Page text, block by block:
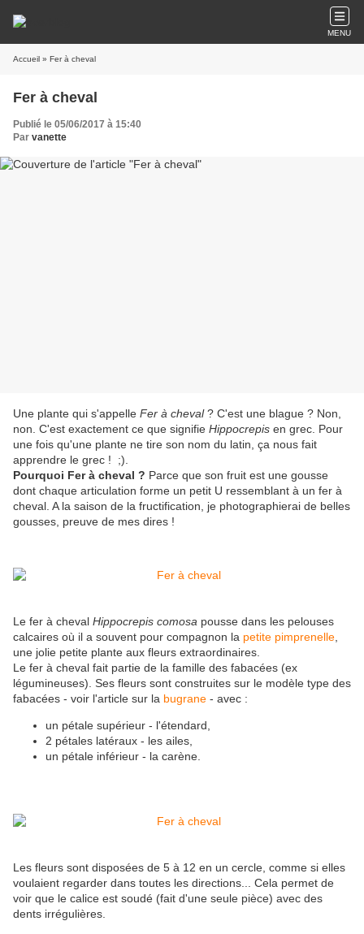
MENU
Accueil » Fer à cheval
Fer à cheval
Publié le 05/06/2017 à 15:40
Par vanette
Une plante qui s'appelle Fer à cheval? C'est une blague ? Non,
non. C'est exactement ce que signifie Hippocrepis en grec. Pour
une fois qu'une plante ne tire son nom du latin, ça nous fait
apprendre le grec ! ;).
Pourquoi Fer à cheval ? Parce que son fruit est une gousse
dont chaque articulation forme un petit U ressemblant à un fer à
cheval. A la saison de la fructification, je photographierai de belles
gousses, preuve de mes dires !
Le fer à cheval Hippocrepis comosa pousse dans les pelouses
calcaires où il a souvent pour compagnon la petite pimprenelle
une jolie petite plante aux fleurs extraordinaires.
Le fer à cheval fait partie de la famille des fabacées (ex
légumineuses). Ses fleurs sont construites sur le modèle type des
fabacées - voir l'article sur la bugrane - avec :
un pétale supérieur - l'étendard,
2 pétales latéraux - les ailes,
un pétale inférieur - la carène.
Les fleurs sont disposées de 5 à 12 en un cercle, comme si elles
voulaient regarder dans toutes les directions... Cela permet de
voir que le calice est soudé (fait d'une seule pièce) avec des
dents irrégulières.